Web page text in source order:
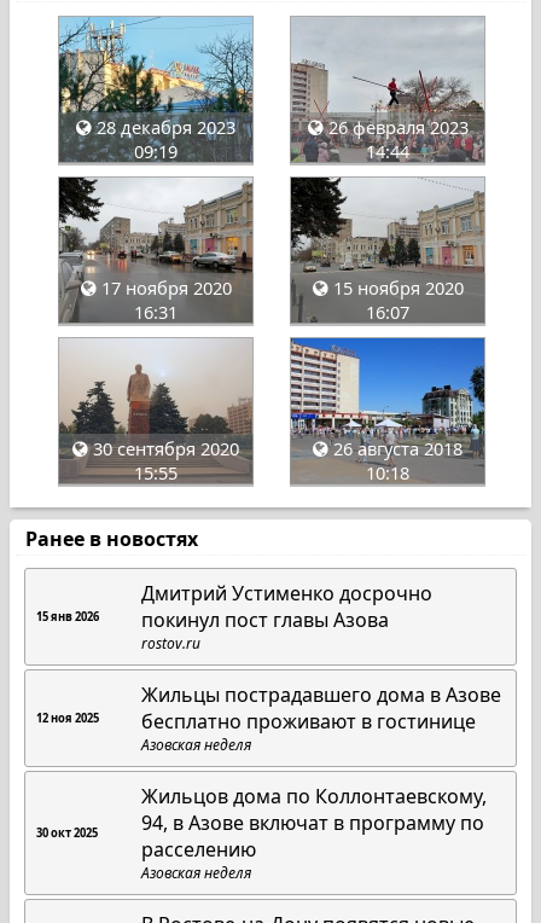
28 декабря 2023
09:19
26 февраля 2023
14:44
17 ноября 2020
16:31
15 ноября 2020
16:07
30 сентября 2020
15:55
26 августа 2018
10:18
Ранее в новостях
15 янв 2026
Дмитрий Устименко досрочно
покинул пост главы Азова
rostov.ru
12 ноя 2025
Жильцы пострадавшего дома в Азове
бесплатно проживают в гостинице
Азовская неделя
30 окт 2025
Жильцов дома по Коллонтаевскому,
94, в Азове включат в программу по
расселению
Азовская неделя